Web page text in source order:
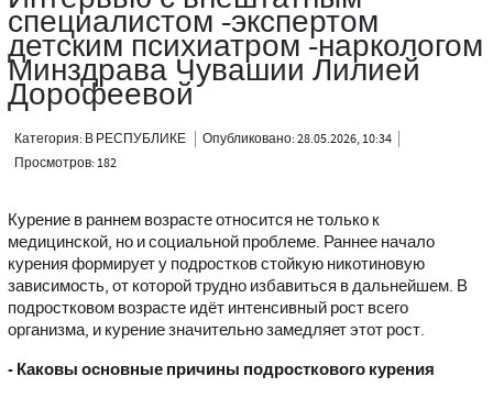
специалистом -экспертом
детским психиатром -наркологом
Минздрава Чувашии Лилией
Дорофеевой
Категория: В РЕСПУБЛИКЕ
Опубликовано: 28.05.2026, 10:34
Просмотров: 182
Курение в раннем возрасте относится не только к
медицинской, но и социальной проблеме. Раннее начало
курения формирует у подростков стойкую никотиновую
зависимость, от которой трудно избавиться в дальнейшем. В
подростковом возрасте идёт интенсивный рост всего
организма, и курение значительно замедляет этот рост.
- Каковы основные причины подросткового курения